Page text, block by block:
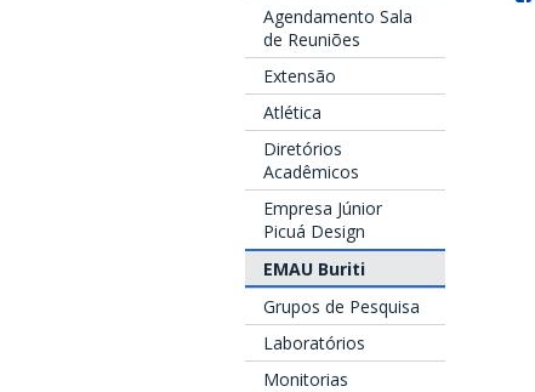
Agendamento Sala
de Reuniões
Extensão
Atlética
Diretórios
Acadêmicos
Empresa Júnior
Picuá Design
EMAU Buriti
Grupos de Pesquisa
Laboratórios
Monitorias